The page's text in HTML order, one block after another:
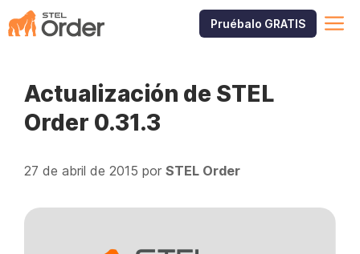
Saltar
al
Pruébalo GRATIS
Actualización de STEL
Order 0.31.3
27 de abril de 2015 por STEL Order